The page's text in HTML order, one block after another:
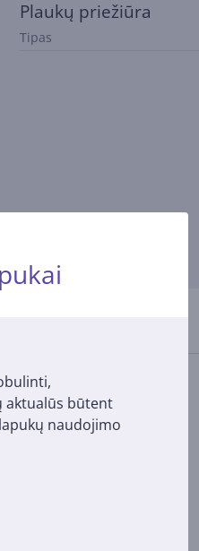
aktualūs būtent
naudojimo
Plaukų priežiūra
Tipas